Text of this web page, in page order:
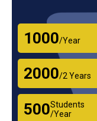
₹1000/Year
₹2000/2 Years
₹500Students
/Year